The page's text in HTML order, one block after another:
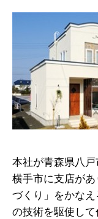
本社が青森県八戸
横手市に支店が
づくり」をかな
の技術を駆使し